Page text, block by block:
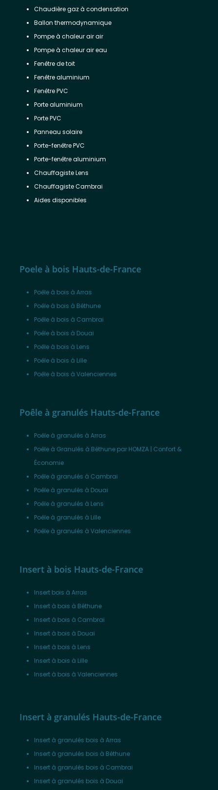
Chaudière gaz à condensation
Ballon thermodynamique
Pompe à chaleur air air
Pompe à chaleur air eau
Fenêtre de toit
Fenêtre aluminium
Fenêtre PVC
Porte aluminium
Porte PVC
Panneau solaire
Porte-fenêtre PVC
Porte-fenêtre aluminium
Chauffagiste Lens
Chauffagiste Cambrai
Aides disponibles
Poele à bois Hauts-de-France
Poêle à bois à Arras
Poêle à bois à Béthune
Poêle à bois à Cambrai
Poêle à bois à Douai
Poêle à bois à Lens
Poêle à bois à Lille
Poêle à bois à Valenciennes
Poêle à granulés Hauts-de-France
Poêle à granulés à Arras
Poêle à Granulés à Béthune par HOMZA | Confort &
Économie
Poêle à granulés à Cambrai
Poêle à granulés à Douai
Poêle à granulés à Lens
Poêle à granulés à Lille
Poêle à granulés à Valenciennes
Insert à bois Hauts-de-France
Insert bois à Arras
Insert à bois à Béthune
Insert à bois à Cambrai
Insert à bois à Douai
Insert à bois à Lens
Insert à bois à Lille
Insert à bois à Valenciennes
Insert à granulés Hauts-de-France
Insert à granulés bois à Arras
Insert à granulés bois à Béthune
Insert à granulés bois à Cambrai
Insert à granulés bois à Douai